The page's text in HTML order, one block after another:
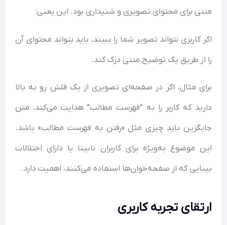
متنی برای محتوای تصویری و شنیداری بود. این یعنی:
اگر کاربری نتواند تصویر شما را ببیند، باید بتواند محتوای آن
را از طریق یک توضیح متنی درک کند.
برای مثال، اگر در صفحه‌ای تصویری از یک فلش رو به بالا
دارید که کاربر را به “فهرست مطالب” هدایت می‌کند، متن
جایگزین باید چیزی مثل «رفتن به فهرست مطالب» باشد.
این موضوع به‌ویژه برای کاربران نابینا یا دارای اختلالات
بینایی که از صفحه‌خوان‌ها استفاده می‌کنند، اهمیت دارد.
ارتقای تجربه کاربری